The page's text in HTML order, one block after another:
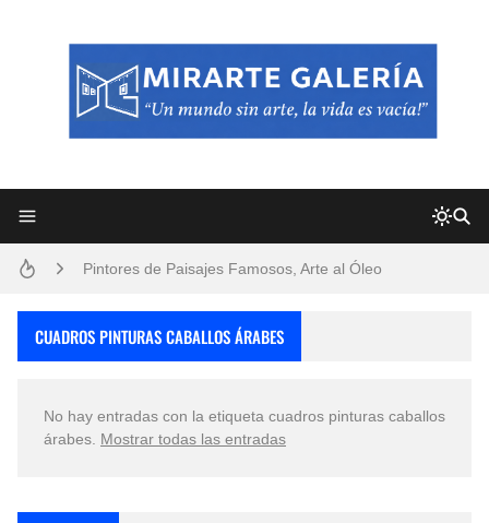
Pintores de Paisajes Famosos, Arte al Óleo
CUADROS PINTURAS CABALLOS ÁRABES
No hay entradas con la etiqueta cuadros pinturas caballos
árabes Mostrar todas las entradas